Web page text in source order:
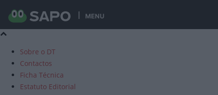
MENU
Sobre o DT
Contactos
Ficha Técnica
Estatuto Editorial